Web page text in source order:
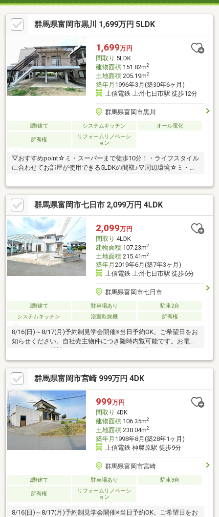
群馬県富岡市黒川 1,699万円 5LDK
1,699万円
間取り 5LDK
建物面積151.82m2
土地面積205.19m2
築年月 1996年3月(築30年6ヶ月)
上信電鉄 上州七日市駅 徒歩12分
群馬県富岡市黒川
2階建て システムキッチン オール電化
所有権
リフォームリノベーシ
ョン
▽おすすめpoint☆ミ・スーパーまで徒歩10分！・ライフスタイル
に合わせてお部屋が使用できる5LDKの間取♪▽周辺環境☆ミ・富
岡西小学校まで徒歩19分 約1.500ｍ・富岡中学校まで徒歩39分
約3.100ｍ・ベイシア富岡店まで徒歩10分 約750ｍ・セブンイレ
ブン富岡黒川店まで徒歩12分 約950ｍ□■住宅ローン無料相談
■□・年収が低い、勤続年数が短い方・車、カード類等のローンが
ある方・過去に支払いの遅れがあった方・シングルマザー、外国
籍の方 等々住宅ローン詳しい経験豊富なスタッフが、お客様に
ピッタリなご提案をさせていただきます！
群馬県富岡市七日市 2,099万円 4LDK
2,099万円
間取り 4LDK
建物面積107.23m2
土地面積215.41m2
築年月 2019年6月(築7年3ヶ月)
上信電鉄 上州七日市駅 徒歩6分
群馬県富岡市七日市
2階建て 駐車場あり
駐車2台
システムキッチン
浴室乾燥機 所有権
8/16(日)～8/17(月)予約制見学会開催※当日予約OK。ご希望日をお
知らせください。自社売主物件につき随時内覧可能です。お電話
事、クリーニング、鍵交換、雨漏り点検、設備点検【おすすめポ
イント】・本物件は条件により住宅ローン減税が適用されま
す。・シロアリ防除工事施工後5年間保証・お客様に合わせたロー
ンの組み方や金融機関をご提案。住宅ローンが初めての方でもお
気軽にご相談ください【周辺施設】・富岡市立西小学校230ｍ
（徒歩3分）・富岡市立富岡中学校2100ｍ（徒歩27分/自転車9
分）・Aコープハピネス店店
群馬県富岡市宮崎 999万円 4DK
999万円
間取り 4DK
建物面積106.35m2
土地面積238.04m2
築年月 1998年8月(築28年1ヶ月)
上信電鉄 神農原駅 徒歩9分
群馬県富岡市宮崎
2階建て 駐車場あり 駐車3台
所有権
リフォームリノベーシ
ョン
8/16(日)～8/17(月)予約制見学会開催※当日予約OK。ご希望日をお